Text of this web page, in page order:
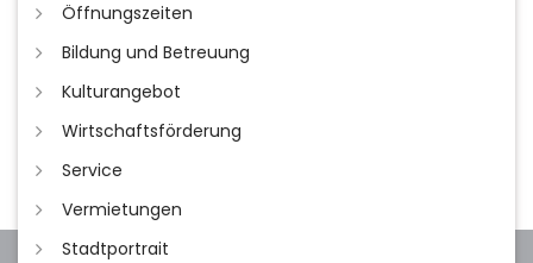
Öffnungszeiten
Bildung und Betreuung
Kulturangebot
Wirtschaftsförderung
Service
Vermietungen
Stadtportrait